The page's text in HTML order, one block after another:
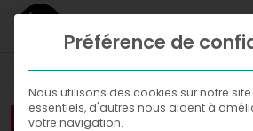
WHAT
WHERE
Préférence de
Nous utilisons des cookies sur notre
essentiels, d'autres nous aident à
votre navigation.